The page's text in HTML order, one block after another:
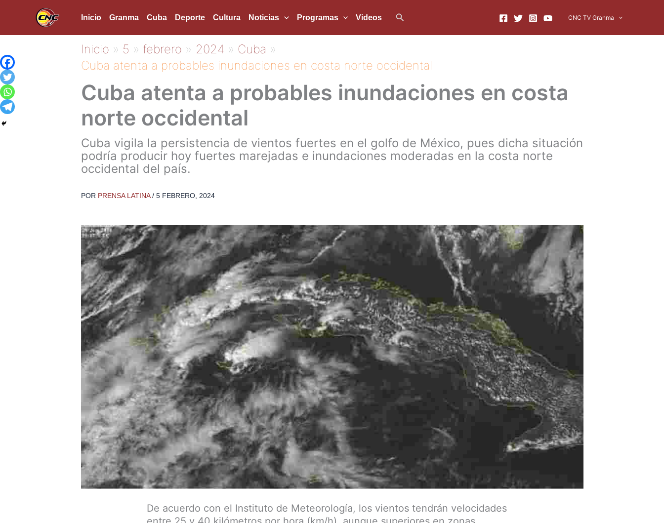
Inicio Granma Cuba Deporte Cultura Noticias Programas Videos Buscar CNC TV Granma
Inicio 5 febrero 2024
Cuba
Cuba atenta a probables inundaciones en costa norte occidental
Cuba atenta a probables inundaciones en costa
norte occidental
Cuba vigila la persistencia de vientos fuertes en el golfo de México, pues dicha situación
podría producir hoy fuertes marejadas e inundaciones moderadas en la costa norte
occidental del país.
POR PRENSA LATINA/ 5 FEBRERO, 2024
De acuerdo con el Instituto de Meteorología, los vientos tendrán velocidades